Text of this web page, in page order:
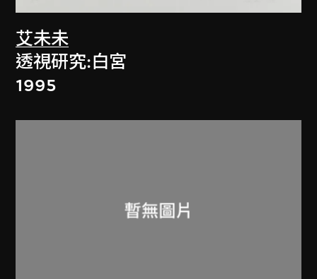
艾未未
透視研究:白宮
1995